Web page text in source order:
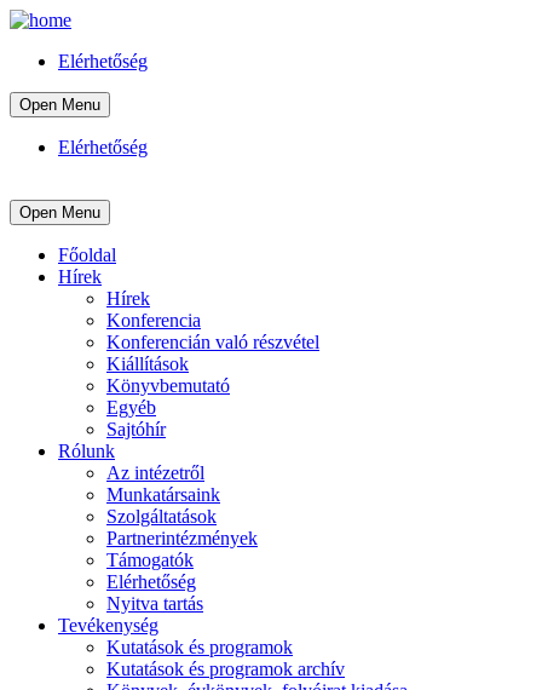
Elérhetőség
Open Menu
Elérhetőség
Open Menu
Főoldal
Hírek
Hírek
Konferencia
Konferencián való részvétel
Kiállítások
Könyvbemutató
Egyéb
Sajtóhír
Rólunk
Az intézetről
Munkatársaink
Szolgáltatások
Partnerintézmények
Támogatók
Elérhetőség
Nyitva tartás
Tevékenység
Kutatások és programok
Kutatások és programok archív